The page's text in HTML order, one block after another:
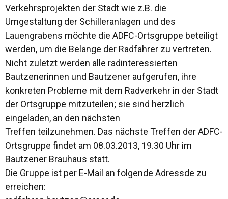
Verkehrsprojekten der Stadt wie z.B. die
Umgestaltung der Schilleranlagen und des
Lauengrabens möchte die ADFC-Ortsgruppe beteiligt
werden, um die Belange der Radfahrer zu vertreten.
Nicht zuletzt werden alle radinteressierten
Bautzenerinnen und Bautzener aufgerufen, ihre
konkreten Probleme mit dem Radverkehr in der Stadt
der Ortsgruppe mitzuteilen; sie sind herzlich
eingeladen, an den nächsten
Treffen teilzunehmen. Das nächste Treffen der ADFC-
Ortsgruppe findet am 08.03.2013, 19.30 Uhr im
Bautzener Brauhaus statt.
Die Gruppe ist per E-Mail an folgende Adressde zu
erreichen: